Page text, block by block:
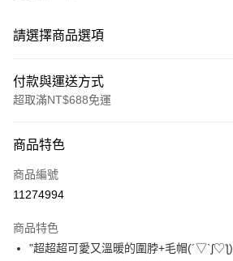
請選擇商品選項
付款與運送方式
超取滿NT$688免運
信用卡一次付款
超商取貨付款
Apple Pay
商品特色
商品編號
11274994
商品特色
"超超超可愛又溫暖的圍脖+毛帽(´▽`ʃ♡ƪ)